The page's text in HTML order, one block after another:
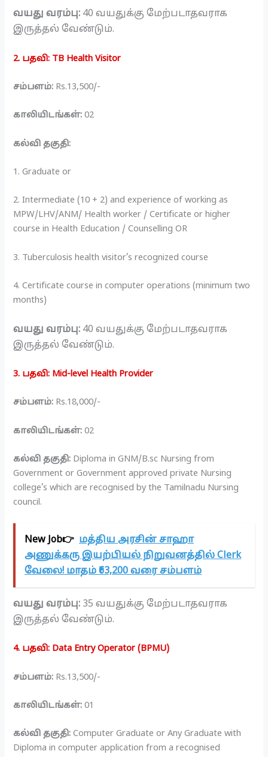
வயது வரம்பு: 40 வயதுக்கு மேற்படாதவராக
இருத்தல் வேண்டும்.
2. பதவி: TB Health Visitor
சம்பளம்: Rs.13,500/-
காலியிடங்கள்: 02
கல்வி தகுதி:
1. Graduate or
2. Intermediate (10 + 2) and experience of working as
MPW/LHV/ANM/ Health worker / Certificate or higher
course in Health Education / Counselling OR
3. Tuberculosis health visitor’s recognized course
4. Certificate course in computer operations (minimum two
months)
வயது வரம்பு: 40 வயதுக்கு மேற்படாதவராக
இருத்தல் வேண்டும்.
3. பதவி: Mid-level Health Provider
சம்பளம்: Rs.18,000/-
காலியிடங்கள்: 02
கல்வி தகுதி: Diploma in GNM/B.sc Nursing from
Government or Government approved private Nursing
college’s which are recognised by the Tamilnadu Nursing
council.
New Job👉 மத்திய அரசின் சாஹா
அணுக்கரு இயற்பியல் நிறுவனத்தில் Clerk
வேலை! மாதம் ₹63,200 வரை சம்பளம்
வயது வரம்பு: 35 வயதுக்கு மேற்படாதவராக
இருத்தல் வேண்டும்.
4. பதவி: Data Entry Operator (BPMU)
சம்பளம்: Rs.13,500/-
காலியிடங்கள்: 01
கல்வி தகுதி: Computer Graduate or Any Graduate with
Diploma in computer application from a recognised